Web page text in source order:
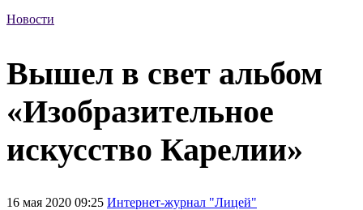
Новости
Вышел в свет альбом
«Изобразительное
искусство Карелии»
16 мая 2020 09:25 Интернет-журнал "Лицей"